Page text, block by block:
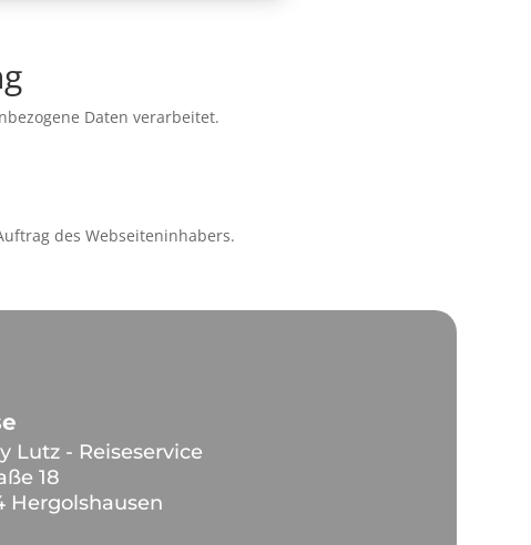
Daten verarbeitet.
des Webseiteninhabers.
Lutz - Reiseservice
18
Hergolshausen